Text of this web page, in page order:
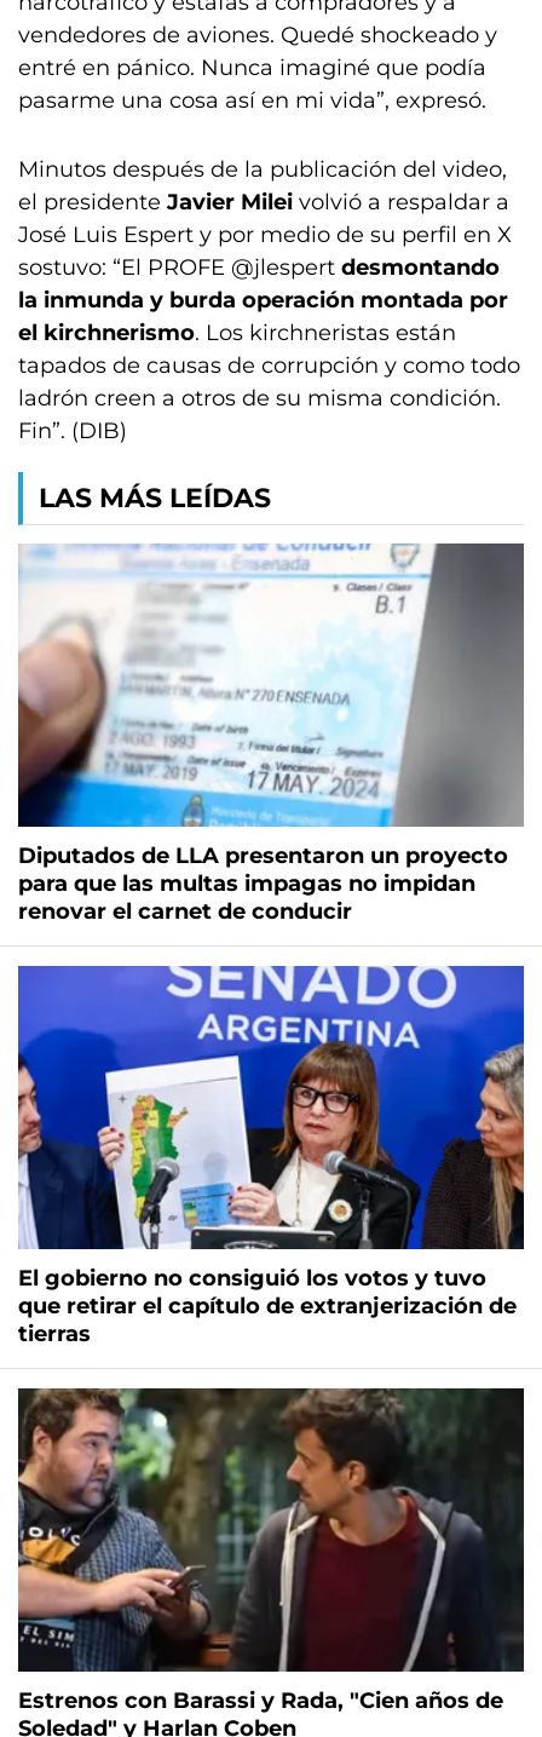
vendedores de aviones. Quedé shockeado y
entré en pánico. Nunca imaginé que podía
pasarme una cosa así en mi vida”, expresó.
Minutos después de la publicación del video,
el presidente Javier Milei volvió a respaldar a
José Luis Espert y por medio de su perfil en X
sostuvo: “El PROFE @jlespert desmontando
la inmunda y burda operación montada por
el kirchnerismo. Los kirchneristas están
tapados de causas de corrupción y como todo
ladrón creen a otros de su misma condición.
Fin”. (DIB)
LAS MÁS LEÍDAS
Diputados de LLA presentaron un proyecto
para que las multas impagas no impidan
renovar el carnet de conducir
El gobierno no consiguió los votos y tuvo
que retirar el capítulo de extranjerización de
tierras
Estrenos con Barassi y Rada, "Cien años de
Soledad" y Harlan Coben